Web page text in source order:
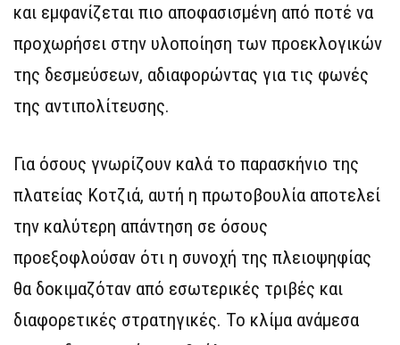
και εμφανίζεται πιο αποφασισμένη από ποτέ να
προχωρήσει στην υλοποίηση των προεκλογικών
της δεσμεύσεων, αδιαφορώντας για τις φωνές
της αντιπολίτευσης.
Για όσους γνωρίζουν καλά το παρασκήνιο της
πλατείας Κοτζιά, αυτή η πρωτοβουλία αποτελεί
την καλύτερη απάντηση σε όσους
προεξοφλούσαν ότι η συνοχή της πλειοψηφίας
θα δοκιμαζόταν από εσωτερικές τριβές και
διαφορετικές στρατηγικές. Το κλίμα ανάμεσα